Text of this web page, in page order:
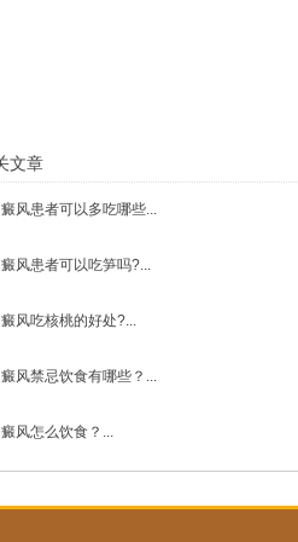
文章
风患者可以多吃哪些...
风患者可以吃笋吗?...
风吃核桃的好处?...
风禁忌饮食有哪些？...
风怎么饮食？...